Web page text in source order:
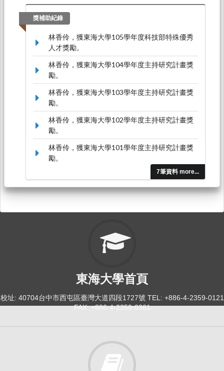
獎補助紀錄
7筆資料 more...
林香伶，獲東海大學105學年度科技部特殊優秀
人才獎勵。
林香伶，獲東海大學104學年度主持研究計畫獎
勵。
林香伶，獲東海大學103學年度主持研究計畫獎
勵。
林香伶，獲東海大學102學年度主持研究計畫獎
勵。
林香伶，獲東海大學101學年度主持研究計畫獎
勵。
東海大學首頁
校址: 40704台中市西屯區臺灣大道四段1727號 TEL: +886-4-2359-0121
FAX: +886-4-2359-0361